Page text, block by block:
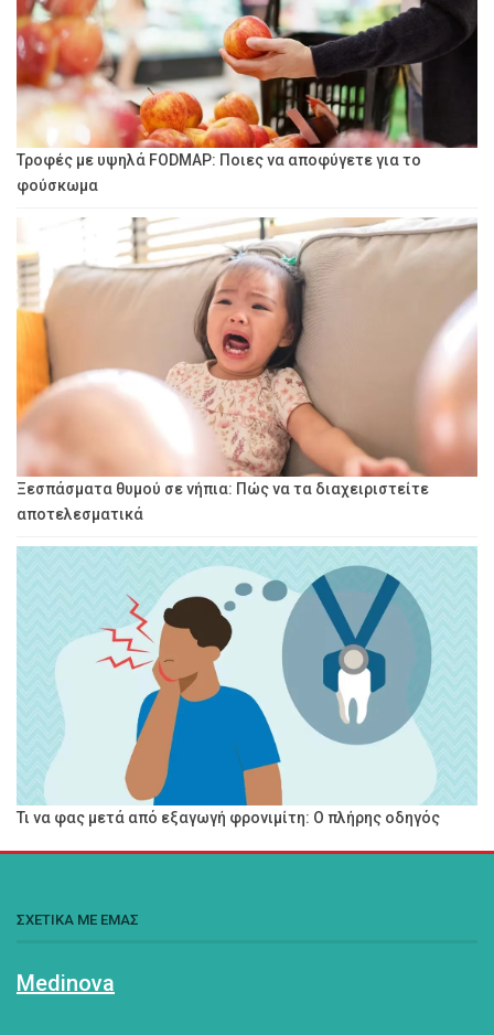
Τροφές με υψηλά FODMAP: Ποιες να αποφύγετε για το
φούσκωμα
Ξεσπάσματα θυμού σε νήπια: Πώς να τα διαχειριστείτε
αποτελεσματικά
Τι να φας μετά από εξαγωγή φρονιμίτη: Ο πλήρης οδηγός
ΣΧΕΤΙΚΑ ΜΕ ΕΜΑΣ
Medinova